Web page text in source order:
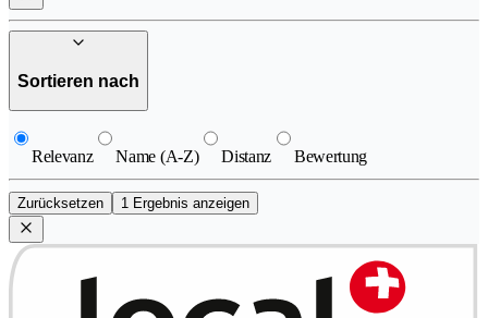
Sortieren nach
Relevanz Name (A-Z) Distanz Bewertung
Zurücksetzen 1 Ergebnis anzeigen